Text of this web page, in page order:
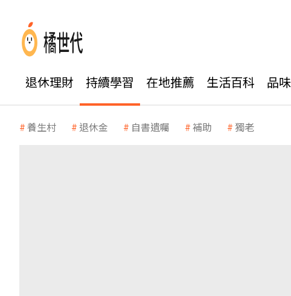
退休理財 持續學習 在地推薦 生活百科 品
養生村 退休金 自書遺囑 補助 獨老